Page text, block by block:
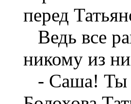
перед
Ведь все
никому из
- Саша! Ты